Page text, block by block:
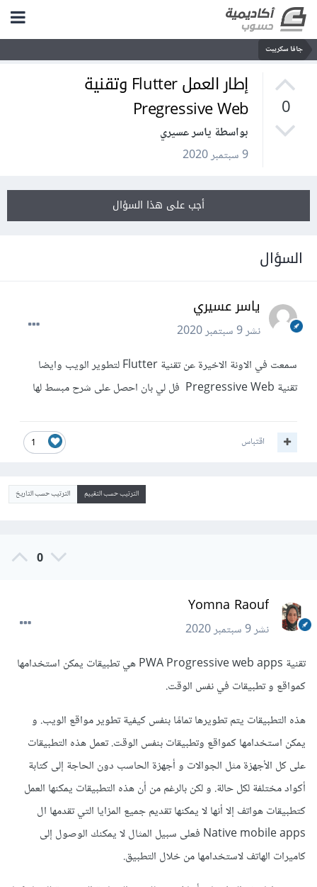
جافا سكريبت
0
إطار العمل Flutter وتقنية
Pregressive Web
بواسطة ياسر عسيري
9 سبتمبر 2020
أجب على هذا السؤال
السؤال
ياسر عسيري
نشر9 سبتمبر 2020
سمعت في الاونة الاخيرة عن تقنية Flutter لتطوير الويب وايضا
تقنية Pregressive Web فل لي بان احصل على شرح مبسط لها
1 اقتباس
الترتيب حسب التقييم الترتيب حسب التاريخ
0
Yomna Raouf
نشر9 سبتمبر 2020
تقنية PWA Progressive web apps هي تطبيقات يمكن استخدامها
كمواقع و تطبيقات في نفس الوقت.
هذه التطبيقات يتم تطويرها تمامًا بنفس كيفية تطوير مواقع الويب. و
يمكن استخدامها كمواقع وتطبيقات بنفس الوقت. تعمل هذه التطبيقات
على كل الأجهزة مثل الجوالات و أجهزة الحاسب دون الحاجة إلى كتابة
أكواد مختلفة لكل حالة. و لكن بالرغم من أن هذه التطبيقات يمكنها العمل
كتطبيقات هواتف إلا أنها لا يمكنها تقديم جميع المزايا التي تقدمها ال
Native mobile apps فعلى سبيل المثال لا يمكنك الوصول إلى
كاميرات الهاتف لاستخدامها من خلال التطبيق.